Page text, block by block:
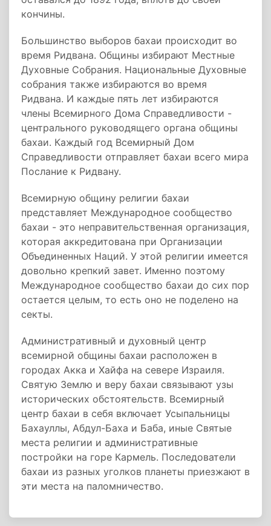
кончины.
Большинство выборов бахаи происходит во
время Ридвана. Общины избирают Местные
Духовные Собрания. Национальные Духовные
собрания также избираются во время
Ридвана. И каждые пять лет избираются
члены Всемирного Дома Справедливости -
центрального руководящего органа общины
бахаи. Каждый год Всемирный Дом
Справедливости отправляет бахаи всего мира
Послание к Ридвану.
Всемирную общину религии бахаи
представляет Международное сообщество
бахаи - это неправительственная организация,
которая аккредитована при Организации
Объединенных Наций. У этой религии имеется
довольно крепкий завет. Именно поэтому
Международное сообщество бахаи до сих пор
остается целым, то есть оно не поделено на
секты.
Административный и духовный центр
всемирной общины бахаи расположен в
городах Акка и Хайфа на севере Израиля.
Святую Землю и веру бахаи связывают узы
исторических обстоятельств. Всемирный
центр бахаи в себя включает Усыпальницы
Бахауллы, Абдул-Баха и Баба, иные Святые
места религии и административные
постройки на горе Кармель. Последователи
бахаи из разных уголков планеты приезжают в
эти места на паломничество.